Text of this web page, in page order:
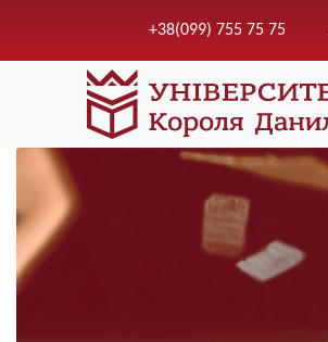
+38(099) 755 75 75